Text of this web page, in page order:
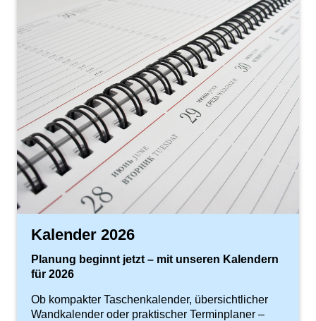
Kalender 2026
Planung beginnt jetzt – mit unseren Kalendern
für 2026
Ob kompakter Taschenkalender, übersichtlicher
Wandkalender oder praktischer Terminplaner –